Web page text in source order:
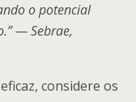
o potencial
— Sebrae,
considere os